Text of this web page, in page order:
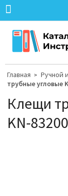
Главная > Ручной
трубные угловые
Клещи
KN-